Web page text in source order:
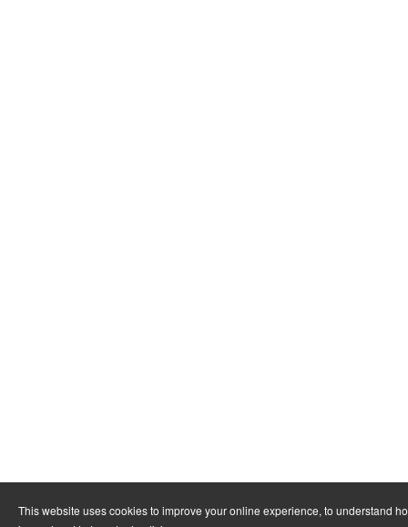
This website uses cookies to improve your online experience, to understand